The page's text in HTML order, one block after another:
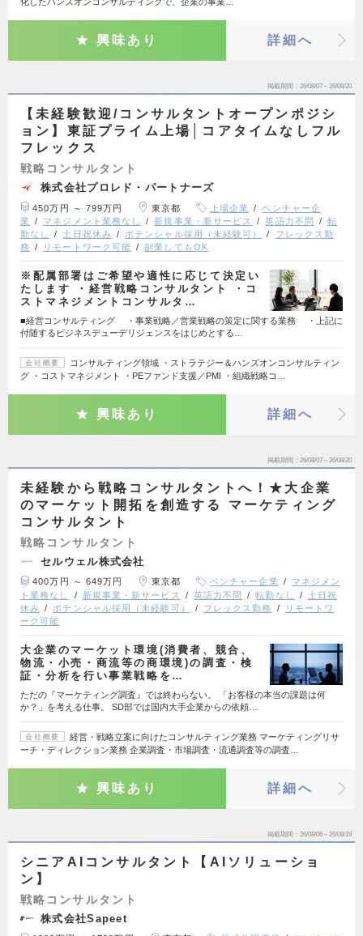
興味あり 詳細へ
掲載期間 26/08/07～26/08/20
【未経験歓迎/コンサルタントオープンポジシ
ョン】東証プライム上場│コアタイムなしフル
フレックス
戦略コンサルタント
株式会社プロレド・パートナーズ
450万円 ～ 799万円 東京都 上場企業
ベンチャー企
業
マネジメント業務なし 新規事業・新サービス 英語力不問
転
勤なし
土日祝休み ポテンシャル採用（未経験可）
フレックス勤
務
リモートワーク可能 副業してもOK
※配属部署はご希望や適性に応じて決定い
たします ・経営戦略コンサルタント ・コ
ストマネジメントコンサルタ…
■経営コンサルティング ・事業戦略／営業戦略の策定に関する業務 ・上記に
付随するビジネスデューデリジェンスをはじめとする…
会社概要
コンサルティング領域 ・ストラテジー＆ハンズオンコンサルティン
グ ・コストマネジメント ・PEファンド支援／PMI ・組織戦略コ…
興味あり 詳細へ
掲載期間 26/08/07～26/08/20
未経験から戦略コンサルタントへ！★大企業
のマーケット開拓を創造する マーケティング
コンサルタント
戦略コンサルタント
セルウェル株式会社
400万円 ～ 649万円 東京都 ベンチャー企業
マネジメン
ト業務なし
新規事業・新サービス 英語力不問 転勤なし
土日祝
休み
ポテンシャル採用（未経験可） フレックス勤務
リモートワ
ーク可能
大企業のマーケット環境(消費者、競合、
物流・小売・商流等の商環境)の調査・検
証・分析を行い事業戦略を…
ただの『マーケティング調査』では終わらない。 「お客様の本当の課題は何
か？」を考える仕事。 SD部では国内大手企業からの依頼…
会社概要
経営・戦略立案に向けたコンサルティング業務 マーケティングリサ
ーチ・ディレクション業務 企業調査・市場調査・流通調査等の調査…
興味あり 詳細へ
掲載期間 26/08/06～26/08/19
シニアAIコンサルタント【AIソリューショ
ン】
戦略コンサルタント
株式会社Sapeet